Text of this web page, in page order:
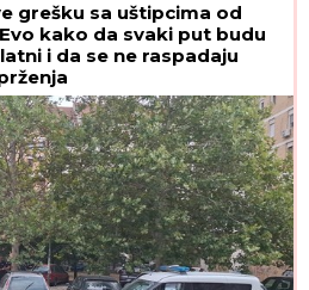
grešku sa uštipcima od
kako da svaki put budu
i da se ne raspadaju